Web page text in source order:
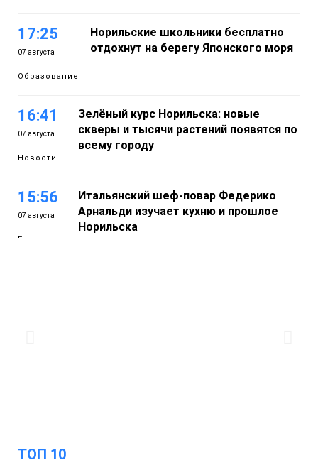
17:25
07 августа
Образование
Норильские школьники бесплатно
отдохнут на берегу Японского моря
16:41
07 августа
Новости
Зелёный курс Норильска: новые
скверы и тысячи растений появятся по
всему городу
15:56
07 августа
Еда
Итальянский шеф-повар Федерико
Арнальди изучает кухню и прошлое
Норильска
07 августа
ТОП 10